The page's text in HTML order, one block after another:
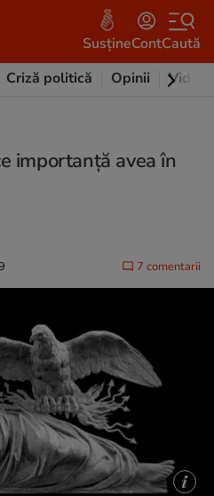
SusțineContCaută
Criză politică Opinii Video
importanță avea în
7 comentarii